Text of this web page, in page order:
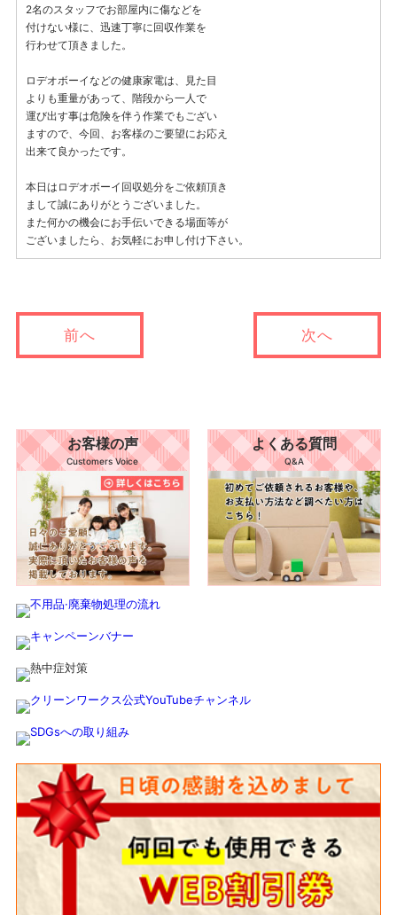
2名のスタッフでお部屋内に傷などを
付けない様に、迅速丁寧に回収作業を
行わせて頂きました。
ロデオボーイなどの健康家電は、見た目
よりも重量があって、階段から一人で
運び出す事は危険を伴う作業でもござい
ますので、今回、お客様のご要望にお応え
出来て良かったです。
本日はロデオボーイ回収処分をご依頼頂き
まして誠にありがとうございました。
また何かの機会にお手伝いできる場面等が
ございましたら、お気軽にお申し付け下さい。
前へ 次へ
お客様の声
Customers Voice
よくある質問
Q&A